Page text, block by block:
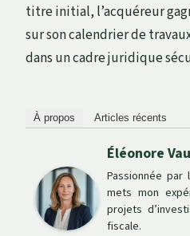
titre initial, l’acquéreur
sur son calendrier de
dans un cadre juridique
À propos Articles récents
Éléonore
Passionnée par
mets mon
projets
fiscale.